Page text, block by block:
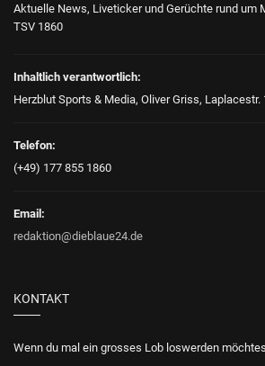
Aktuelle News, Liveticker und Gerüchte rund um
TSV 1860
Inhaltlich verantwortlich:
Herzblut Sports & Media, Oliver Griss,
Telefon:
(+49) 177 855 1860
Email:
redaktion@dieblaue24.de
KONTAKT
Wenn du mal ein grosses Lob loswerden